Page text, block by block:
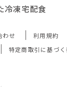
冷凍宅配食
わせ
利用規約
特定商取引に基づ